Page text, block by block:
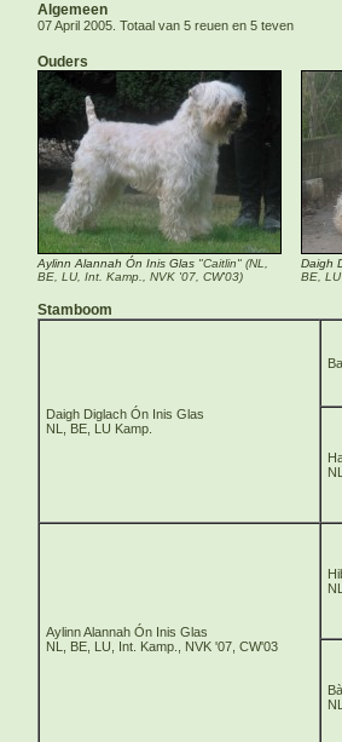
Algemeen
07 April 2005. Totaal van 5 reuen en 5 teven
Ouders
Aylinn Alannah Ón Inis Glas"Caitlin" (NL,
BE, LU, Int. Kamp., NVK '07, CW'03)
Daigh
BE,
Stamboom
Daigh Diglach Ón Inis Glas
NL, BE, LU Kamp.
Aylinn Alannah Ón Inis Glas
NL, BE, LU, Int. Kamp., NVK '07, CW'03